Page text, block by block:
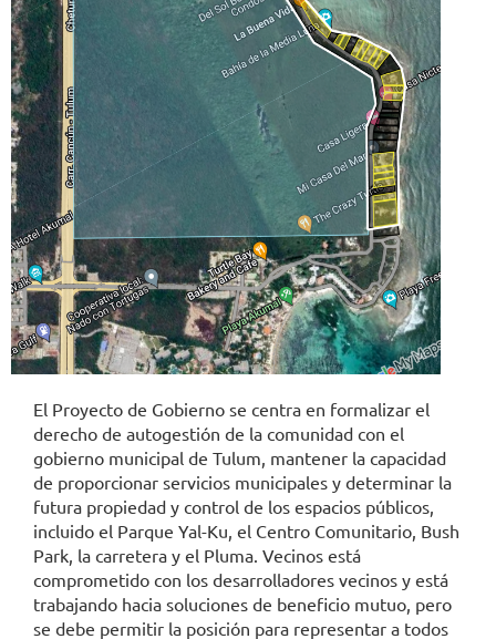
El Proyecto de Gobierno se centra en formalizar el
derecho de autogestión de la comunidad con el
gobierno municipal de Tulum, mantener la capacidad
de proporcionar servicios municipales y determinar la
futura propiedad y control de los espacios públicos,
incluido el Parque Yal-Ku, el Centro Comunitario, Bush
Park, la carretera y el Pluma. Vecinos está
comprometido con los desarrolladores vecinos y está
trabajando hacia soluciones de beneficio mutuo, pero
se debe permitir la posición para representar a todos